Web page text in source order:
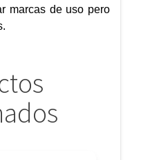
marcas de uso pero